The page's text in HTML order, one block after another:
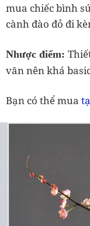
mua chiếc bình
cành đào đỏ đi
Nhược điểm:
văn nên khá
Bạn có thể mua